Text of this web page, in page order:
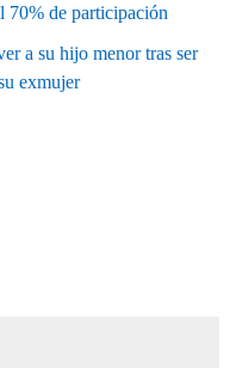
70% de participación
a su hijo menor tras ser
exmujer